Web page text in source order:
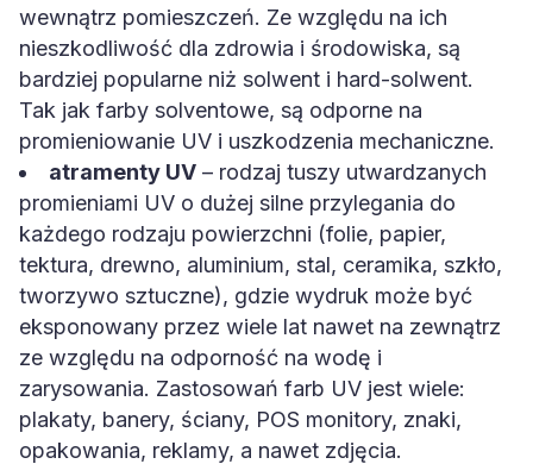
wewnątrz pomieszczeń. Ze względu na ich
nieszkodliwość dla zdrowia i środowiska, są
bardziej popularne niż solwent i hard-solwent.
Tak jak farby solventowe, są odporne na
promieniowanie UV i uszkodzenia mechaniczne.
atramenty UV – rodzaj tuszy utwardzanych
promieniami UV o dużej silne przylegania do
każdego rodzaju powierzchni (folie, papier,
tektura, drewno, aluminium, stal, ceramika, szkło,
tworzywo sztuczne), gdzie wydruk może być
eksponowany przez wiele lat nawet na zewnątrz
ze względu na odporność na wodę i
zarysowania. Zastosowań farb UV jest wiele:
plakaty, banery, ściany, POS monitory, znaki,
opakowania, reklamy, a nawet zdjęcia.